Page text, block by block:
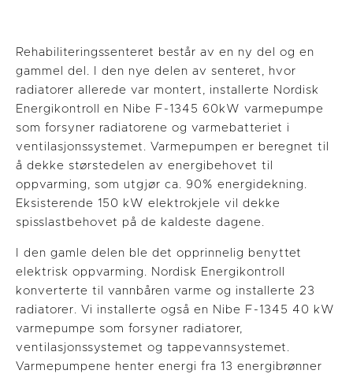
Rehabiliteringssenteret består av en ny del og en
gammel del. I den nye delen av senteret, hvor
radiatorer allerede var montert, installerte Nordisk
Energikontroll en Nibe F-1345 60kW varmepumpe
som forsyner radiatorene og varmebatteriet i
ventilasjonssystemet. Varmepumpen er beregnet til
å dekke størstedelen av energibehovet til
oppvarming, som utgjør ca. 90% energidekning.
Eksisterende 150 kW elektrokjele vil dekke
spisslastbehovet på de kaldeste dagene.
I den gamle delen ble det opprinnelig benyttet
elektrisk oppvarming. Nordisk Energikontroll
konverterte til vannbåren varme og installerte 23
radiatorer. Vi installerte også en Nibe F-1345 40 kW
varmepumpe som forsyner radiatorer,
ventilasjonssystemet og tappevannsystemet.
Varmepumpene henter energi fra 13 energibrønner